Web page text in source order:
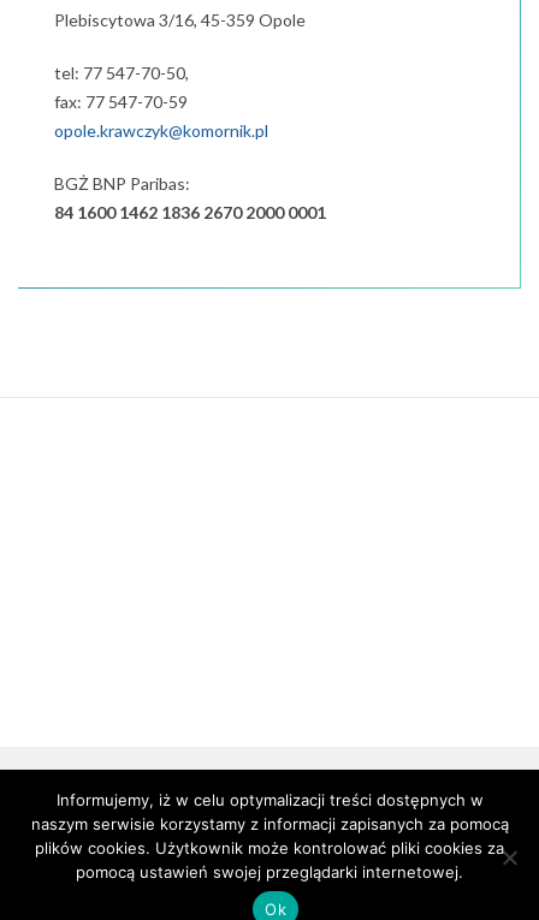
Plebiscytowa 3/16, 45-359 Opole
tel: 77 547-70-50,
fax: 77 547-70-59
opole.krawczyk@komornik.pl
BGŻ BNP Paribas:
84 1600 1462 1836 2670 2000 0001
© 2016Komornik w Opolu,All Rights Reserved.
Informujemy, iż w celu optymalizacji treści dostępnych w
naszym serwisie korzystamy z informacji zapisanych za pomocą
plików cookies. Użytkownik może kontrolować pliki cookies za
pomocą ustawień swojej przeglądarki internetowej.
Ok